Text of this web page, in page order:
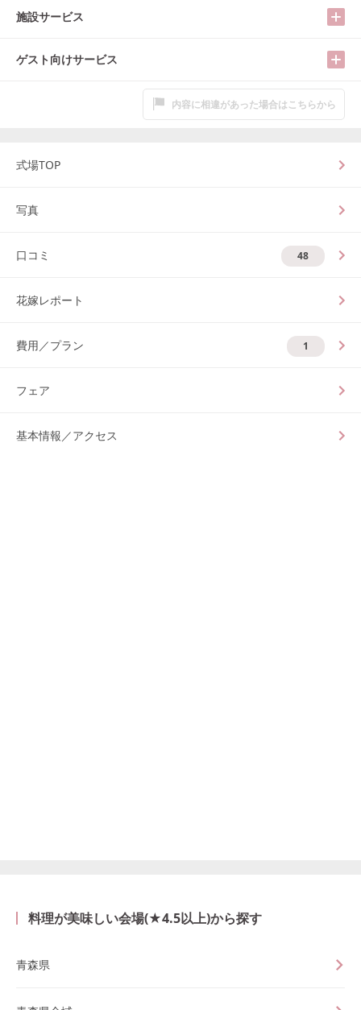
施設サービス
ゲスト向けサービス
内容に相違があった場合はこちらから
式場TOP
写真
口コミ 48
花嫁レポート
費用／プラン 1
フェア
基本情報／アクセス
料理が美味しい会場(★4.5以上)から探す
青森県